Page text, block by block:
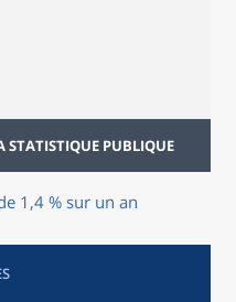
STATISTIQUE PUBLIQUE
1,4 % sur un an